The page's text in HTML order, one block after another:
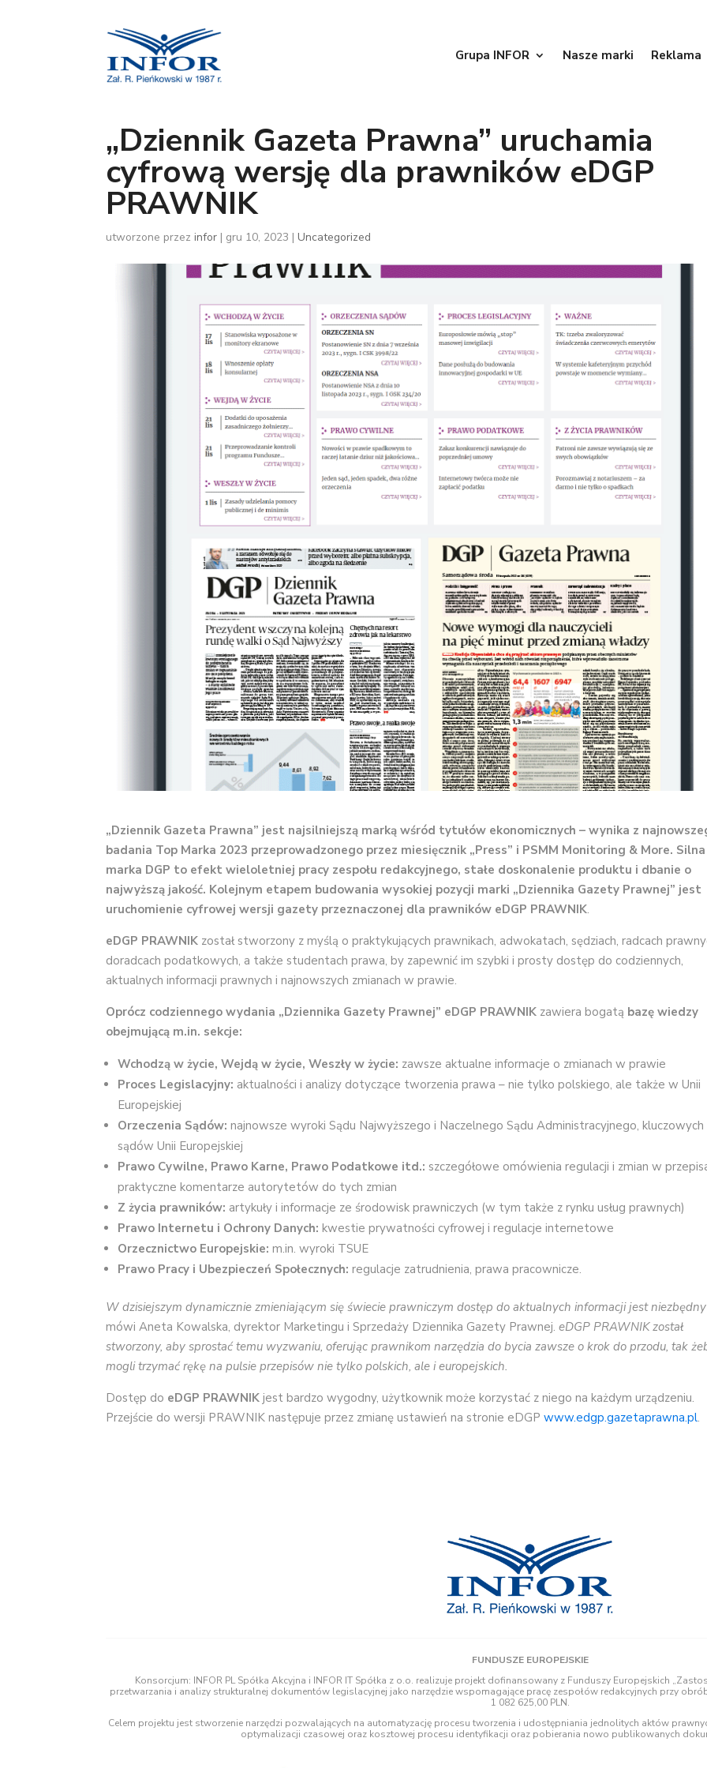
Grupa INFOR Nasze marki Reklama
„Dziennik Gazeta Prawna” uruchamia
cyfrową wersję dla prawników eDGP
PRAWNIK
utworzone przezinfor | gru 10, 2023 |Uncategorized
„Dziennik Gazeta Prawna” jest najsilniejszą marką wśród tytułów ekonomicznych – wynika z
badania Top Marka 2023 przeprowadzonego przez miesięcznik „Press” i PSMM Monitoring & More. Silna
marka DGP to efekt wieloletniej pracy zespołu redakcyjnego, stałe doskonalenie produktu i dbanie o
najwyższą jakość. Kolejnym etapem budowania wysokiej pozycji marki „Dziennika Gazety Prawnej” jest
uruchomienie cyfrowej wersji gazety przeznaczonej dla prawników eDGP PRAWNIK.
eDGP PRAWNIK został stworzony z myślą o praktykujących prawnikach, adwokatach, sędziach, radcach
doradcach podatkowych, a także studentach prawa, by zapewnić im szybki i prosty dostęp do codziennych,
aktualnych informacji prawnych i najnowszych zmianach w prawie.
Oprócz codziennego wydania „Dziennika Gazety Prawnej” eDGP PRAWNIK zawiera bogatą bazę wiedzy
obejmującą m.in. sekcje:
Wchodzą w życie, Wejdą w życie, Weszły w życie: zawsze aktualne informacje o zmianach w prawie
Proces Legislacyjny: aktualności i analizy dotyczące tworzenia prawa – nie tylko polskiego, ale także w Unii
Europejskiej
Orzeczenia Sądów: najnowsze wyroki Sądu Najwyższego i Naczelnego Sądu Administracyjnego, kluczowych
sądów Unii Europejskiej
Prawo Cywilne, Prawo Karne, Prawo Podatkowe itd.: szczegółowe omówienia regulacji i zmian w
praktyczne komentarze autorytetów do tych zmian
Z życia prawników: artykuły i informacje ze środowisk prawniczych (w tym także z rynku usług prawnych)
Prawo Internetu i Ochrony Danych: kwestie prywatności cyfrowej i regulacje internetowe
Orzecznictwo Europejskie: m.in. wyroki TSUE
Prawo Pracy i Ubezpieczeń Społecznych: regulacje zatrudnienia, prawa pracownicze.
W dzisiejszym dynamicznie zmieniającym się świecie prawniczym dostęp do aktualnych informacji jest niezbędny
mówi Aneta Kowalska, dyrektor Marketingu i Sprzedaży Dziennika Gazety Prawnej.eDGP PRAWNIK został
stworzony, aby sprostać temu wyzwaniu, oferując prawnikom narzędzia do bycia zawsze o krok do przodu, tak
mogli trzymać rękę na pulsie przepisów nie tylko polskich, ale i europejskich.
Dostęp do eDGP PRAWNIK jest bardzo wygodny, użytkownik może korzystać z niego na każdym urządzeniu.
Przejście do wersji PRAWNIK następuje przez zmianę ustawień na stronie eDGPwww.edgp.gazetaprawna.pl.
FUNDUSZE EUROPEJSKIE
Konsorcjum: INFOR PL Spółka Akcyjna i INFOR IT Spółka z o.o. realizuje projekt dofinansowany z Funduszy Europejskich
przetwarzania i analizy strukturalnej dokumentów legislacyjnej jako narzędzie wspomagające pracę zespołów redakcyjnych przy
1 082 625,00 PLN.
Celem projektu jest stworzenie narzędzi pozwalających na automatyzację procesu tworzenia i udostępniania jednolitych aktów
optymalizacji czasowej oraz kosztowej procesu identyfikacji oraz pobierania nowo publikowanych